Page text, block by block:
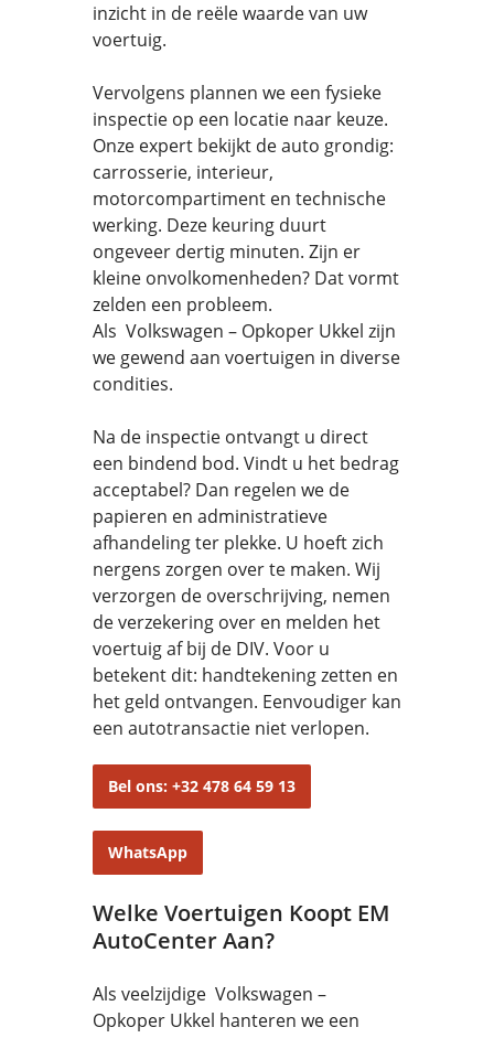
inzicht in de reële waarde van uw
voertuig.
Vervolgens plannen we een fysieke
inspectie op een locatie naar keuze.
Onze expert bekijkt de auto grondig:
carrosserie, interieur,
motorcompartiment en technische
werking. Deze keuring duurt
ongeveer dertig minuten. Zijn er
kleine onvolkomenheden? Dat vormt
zelden een probleem.
Als Volkswagen – Opkoper Ukkel zijn
we gewend aan voertuigen in diverse
condities.
Na de inspectie ontvangt u direct
een bindend bod. Vindt u het bedrag
acceptabel? Dan regelen we de
papieren en administratieve
afhandeling ter plekke. U hoeft zich
nergens zorgen over te maken. Wij
verzorgen de overschrijving, nemen
de verzekering over en melden het
voertuig af bij de DIV. Voor u
betekent dit: handtekening zetten en
het geld ontvangen. Eenvoudiger kan
een autotransactie niet verlopen.
Bel ons: +32 478 64 59 13
WhatsApp
Welke Voertuigen Koopt EM
AutoCenter Aan?
Als veelzijdige Volkswagen –
Opkoper Ukkel hanteren we een